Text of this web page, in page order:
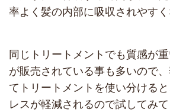
率よく髪の内部に吸収されやすく
同じトリートメントでも質感が
が販売されている事も多いので
てトリートメントを使い分ける
レスが軽減されるので試してみて